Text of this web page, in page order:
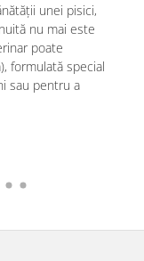
unei pisici,
nu mai este
poate
formulată special
sau pentru a